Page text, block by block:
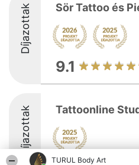
TURUL Body Art
Díjazottak Sör Tattoo és
9.1
Díjazottak Tattoonline